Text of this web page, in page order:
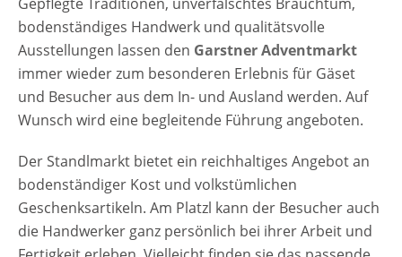
Gepflegte Traditionen, unverfälschtes Brauchtum,
bodenständiges Handwerk und qualitätsvolle
Ausstellungen lassen den Garstner Adventmarkt
immer wieder zum besonderen Erlebnis für Gäset
und Besucher aus dem In- und Ausland werden. Auf
Wunsch wird eine begleitende Führung angeboten.
Der Standlmarkt bietet ein reichhaltiges Angebot an
bodenständiger Kost und volkstümlichen
Geschenksartikeln. Am Platzl kann der Besucher auch
die Handwerker ganz persönlich bei ihrer Arbeit und